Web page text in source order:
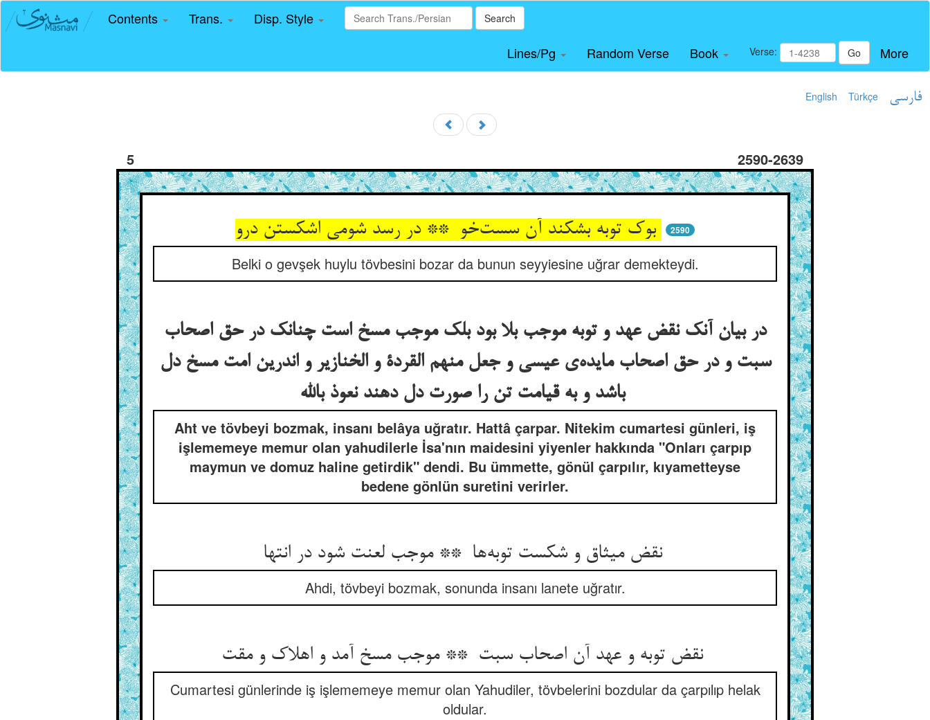
Contents Trans. Disp. Style Search
Lines/Pg Random Verse Book Verse: Go More
English Türkçe فارسی
5 2590-2639
2590
Belki o gevşek huylu tövbesini bozar da bunun seyyiesine uğrar demekteydi.
در بیان آنک نقض عهد و توبه موجب بلا بود بلک موجب مسخ است چنانک در حق اصحاب
سبت و در حق اصحاب مایده‌ی عیسی و جعل منهم القردة و الخنازیر و اندرین امت مسخ دل
باشد و به قیامت تن را صورت دل دهند نعوذ بالله
Aht ve tövbeyi bozmak, insanı belâya uğratır. Hattâ çarpar. Nitekim cumartesi günleri, iş
işlememeye memur olan yahudilerle İsa'nın maidesini yiyenler hakkında "Onları çarpıp
maymun ve domuz haline getirdik" dendi. Bu ümmette, gönül çarpılır, kıyametteyse
bedene gönlün suretini verirler.
نقض میثاق و شکست توبه‌ها ** موجب لعنت شود در انتها
Ahdi, tövbeyi bozmak, sonunda insanı lanete uğratır.
نقض توبه و عهد آن اصحاب سبت ** موجب مسخ آمد و اهلاک و مقت
Cumartesi günlerinde iş işlememeye memur olan Yahudiler, tövbelerini bozdular da çarpılıp helak
oldular.